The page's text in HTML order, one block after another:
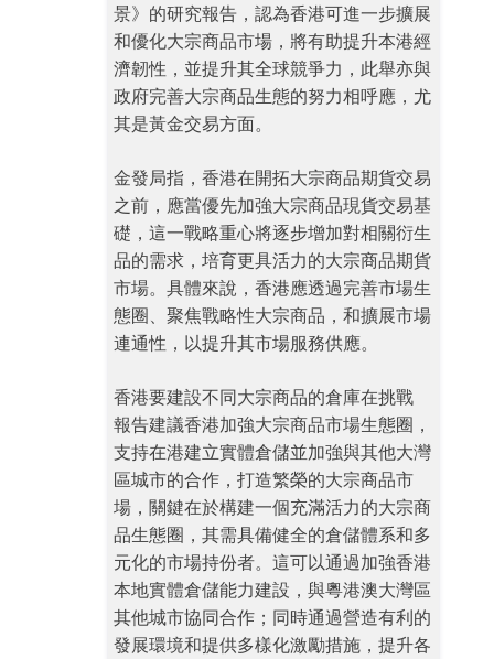
景》的研究報告，認為香港可進一步擴展
和優化大宗商品市場，將有助提升本港經
濟韌性，並提升其全球競爭力，此舉亦與
政府完善大宗商品生態的努力相呼應，尤
其是黃金交易方面。
金發局指，香港在開拓大宗商品期貨交易
之前，應當優先加強大宗商品現貨交易基
礎，這一戰略重心將逐步增加對相關衍生
品的需求，培育更具活力的大宗商品期貨
市場。具體來說，香港應透過完善市場生
態圈、聚焦戰略性大宗商品，和擴展市場
連通性，以提升其市場服務供應。
香港要建設不同大宗商品的倉庫在挑戰
報告建議香港加強大宗商品市場生態圈，
支持在港建立實體倉儲並加強與其他大灣
區城市的合作，打造繁榮的大宗商品市
場，關鍵在於構建一個充滿活力的大宗商
品生態圈，其需具備健全的倉儲體系和多
元化的市場持份者。這可以通過加強香港
本地實體倉儲能力建設，與粵港澳大灣區
其他城市協同合作；同時通過營造有利的
發展環境和提供多樣化激勵措施，提升各